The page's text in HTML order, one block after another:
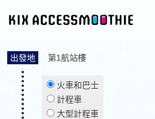
出發地 第1航站樓
火車和巴士
計程車
大型計程車